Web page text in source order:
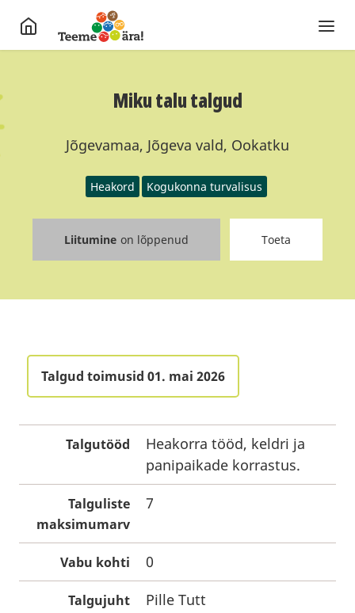
Miku talu talgud
Jõgevamaa, Jõgeva vald, Ookatku
Heakord Kogukonna turvalisus
Liitumine on lõppenud Toeta
Talgud toimusid 01. mai 2026
Talgutööd
Heakorra tööd, keldri ja
panipaikade korrastus.
Talguliste
maksimumarv
7
Vabu kohti 0
Talgujuht Pille Tutt